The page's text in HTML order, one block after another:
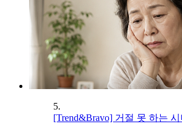
5.
[Trend&Bravo] 거절 못 하는